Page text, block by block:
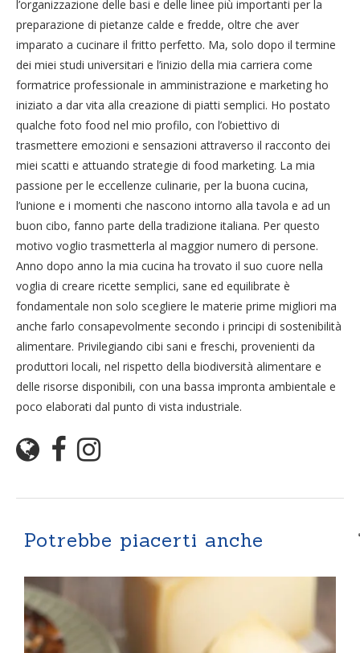
l’organizzazione delle basi e delle linee più importanti per la
preparazione di pietanze calde e fredde, oltre che aver
imparato a cucinare il fritto perfetto. Ma, solo dopo il termine
dei miei studi universitari e l’inizio della mia carriera come
formatrice professionale in amministrazione e marketing ho
iniziato a dar vita alla creazione di piatti semplici. Ho postato
qualche foto food nel mio profilo, con l’obiettivo di
trasmettere emozioni e sensazioni attraverso il racconto dei
miei scatti e attuando strategie di food marketing. La mia
passione per le eccellenze culinarie, per la buona cucina,
l’unione e i momenti che nascono intorno alla tavola e ad un
buon cibo, fanno parte della tradizione italiana. Per questo
motivo voglio trasmetterla al maggior numero di persone.
Anno dopo anno la mia cucina ha trovato il suo cuore nella
voglia di creare ricette semplici, sane ed equilibrate è
fondamentale non solo scegliere le materie prime migliori ma
anche farlo consapevolmente secondo i principi di sostenibilità
alimentare. Privilegiando cibi sani e freschi, provenienti da
produttori locali, nel rispetto della biodiversità alimentare e
delle risorse disponibili, con una bassa impronta ambientale e
poco elaborati dal punto di vista industriale.
Potrebbe piacerti anche